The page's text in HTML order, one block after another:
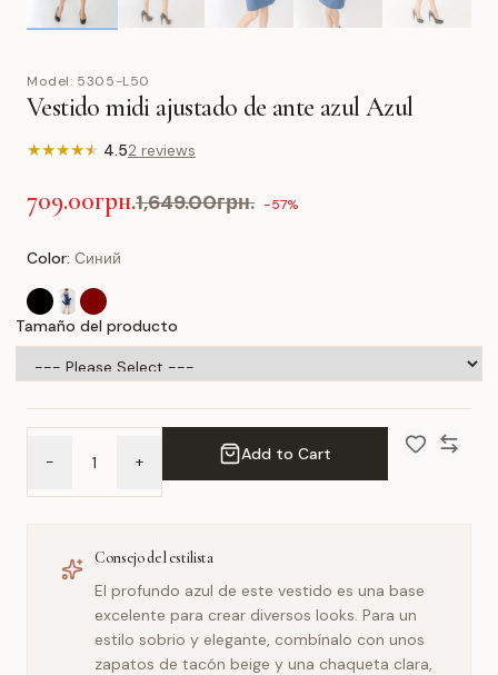
Model: 5305-L50
Vestido midi ajustado de ante azul Azul
★★★★★ 4.52 reviews
709.00грн.1,649.00грн. -57%
Color: Синий
Tamaño del producto
- + Add to Cart
Consejo del estilista
El profundo azul de este vestido es una base
excelente para crear diversos looks. Para un
estilo sobrio y elegante, combínalo con unos
zapatos de tacón beige y una chaqueta clara,